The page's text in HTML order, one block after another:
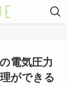
電気圧力
ができる